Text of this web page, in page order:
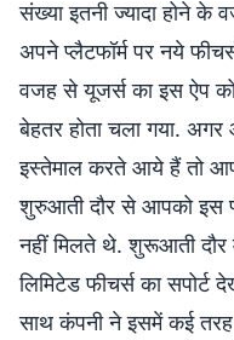
संख्या इतनी ज्यादा होने
अपने प्लैटफॉर्म पर नये
वजह से यूजर्स का इस ऐप
बेहतर होता चला गया.
इस्तेमाल करते आये हैं तो
शुरुआती दौर से आपको इस
नहीं मिलते थे. शुरूआती दौर
लिमिटेड फीचर्स का
साथ कंपनी ने इसमें कई तरह